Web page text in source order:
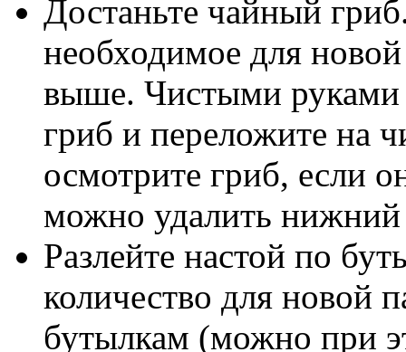
Достаньте чайный
необходимое для
выше. Чистыми руками
гриб и переложите на
осмотрите гриб, если
можно удалить нижний
Разлейте настой по
количество для новой
бутылкам (можно при